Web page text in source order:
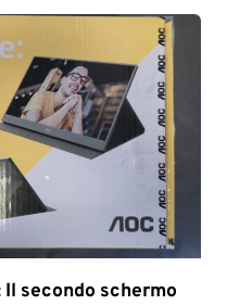
Il secondo schermo